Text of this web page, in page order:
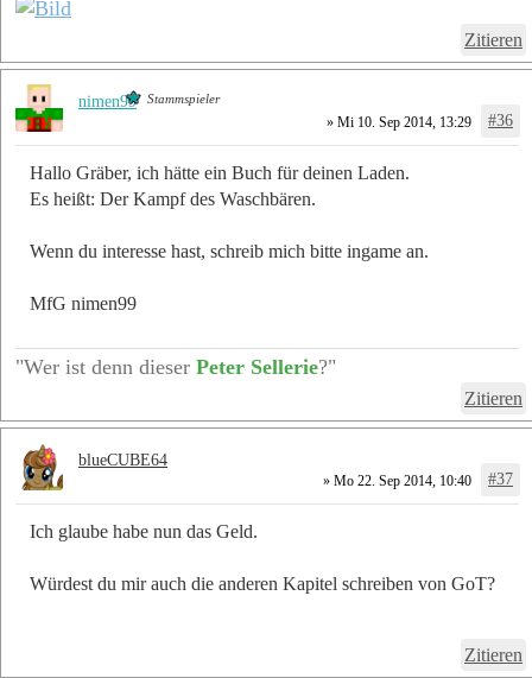
Zitieren
» Mi 10. Sep 2014, 13:29 #36
Hallo Gräber, ich hätte ein Buch für deinen Laden.
Es heißt: Der Kampf des Waschbären.
Wenn du interesse hast, schreib mich bitte ingame an.
MfG nimen99
"Wer ist denn dieser Peter Sellerie?"
Zitieren
nimen99 Stammspieler
» Mo 22. Sep 2014, 10:40 #37
Ich glaube habe nun das Geld.
Würdest du mir auch die anderen Kapitel schreiben von GoT?
Zitieren
blueCUBE64